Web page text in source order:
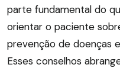
parte fundamental do
orientar o paciente
prevenção de doenças
Esses conselhos